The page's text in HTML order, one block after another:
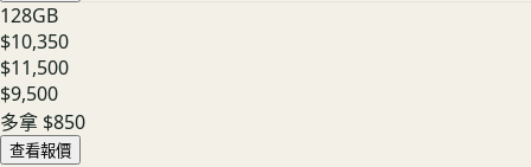
128GB
$10,350
$11,500
$9,500
多拿 $850
查看報價